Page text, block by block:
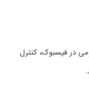
در فیسبوک، کنترل